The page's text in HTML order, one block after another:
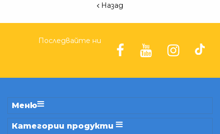
Назад
Последвайте ни
Меню
Категории продукти